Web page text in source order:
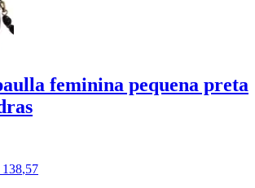
feminina pequena preta
138,57